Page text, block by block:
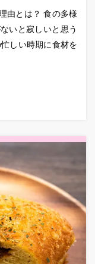
由とは？ 食の多様
いと寂しいと思う
しい時期に食材を